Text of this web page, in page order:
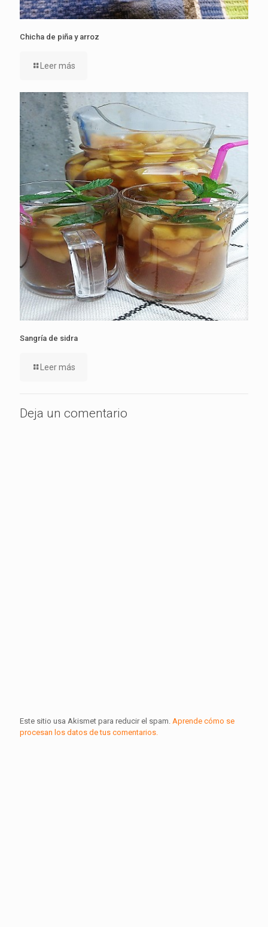
Chicha de piña y arroz
Leer más
Sangría de sidra
Leer más
Deja un comentario
Este sitio usa Akismet para reducir el spam. Aprende cómo se
procesan los datos de tus comentarios.